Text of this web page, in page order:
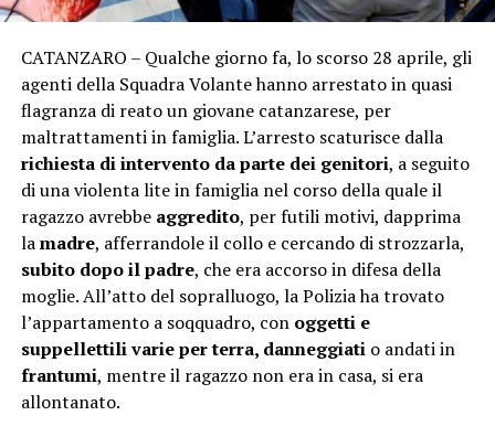
CATANZARO – Qualche giorno fa, lo scorso 28 aprile, gli
agenti della Squadra Volante hanno arrestato in quasi
flagranza di reato un giovane catanzarese, per
maltrattamenti in famiglia. L’arresto scaturisce dalla
richiesta di intervento da parte dei genitori, a seguito
di una violenta lite in famiglia nel corso della quale il
ragazzo avrebbe aggredito, per futili motivi, dapprima
lamadre, afferrandole il collo e cercando di strozzarla,
subito dopo il padre, che era accorso in difesa della
moglie. All’atto del sopralluogo, la Polizia ha trovato
l’appartamento a soqquadro, con oggetti e
suppellettili varie per terra, danneggiatio andati in
frantumi, mentre il ragazzo non era in casa, si era
allontanato.